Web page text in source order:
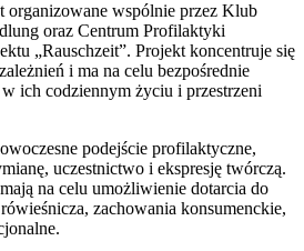
organizowane wspólnie przez Klub
oraz Centrum Profilaktyki
„Rauschzeit”. Projekt koncentruje się
i ma na celu bezpośrednie
ich codziennym życiu i przestrzeni
podejście profilaktyczne,
uczestnictwo i ekspresję twórczą.
na celu umożliwienie dotarcia do
zachowania konsumenckie,